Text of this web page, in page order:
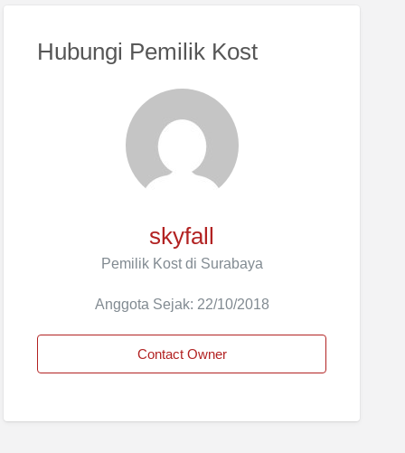
Hubungi Pemilik Kost
skyfall
Pemilik Kost di Surabaya
Anggota Sejak: 22/10/2018
Contact Owner